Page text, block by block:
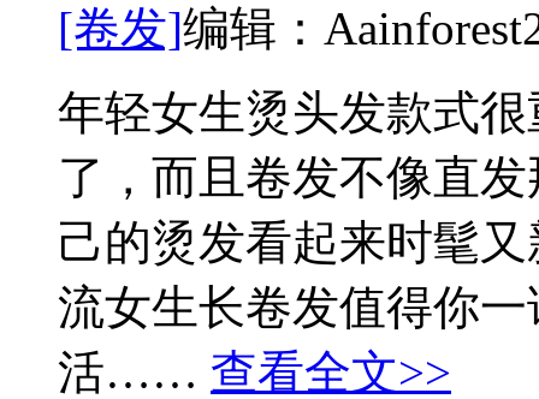
[卷发]编辑：Aainforest
年轻女生烫头发款式
了，而且卷发不像直
己的烫发看起来时髦
流女生长卷发值得你
活…… 查看全文>>